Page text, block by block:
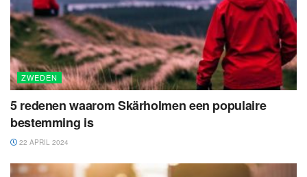
ZWEDEN
5 redenen waarom Skärholmen een populaire
bestemming is
22 APRIL 2024